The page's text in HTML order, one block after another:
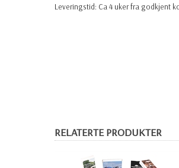
Leveringstid: Ca 4 uker fra godkjent
RELATERTE PRODUKTER